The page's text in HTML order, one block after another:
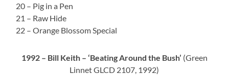
20 – Pig in a Pen
21 – Raw Hide
22 – Orange Blossom Special
1992 – Bill Keith – ‘Beating Around the Bush’ (Green
Linnet GLCD 2107, 1992)